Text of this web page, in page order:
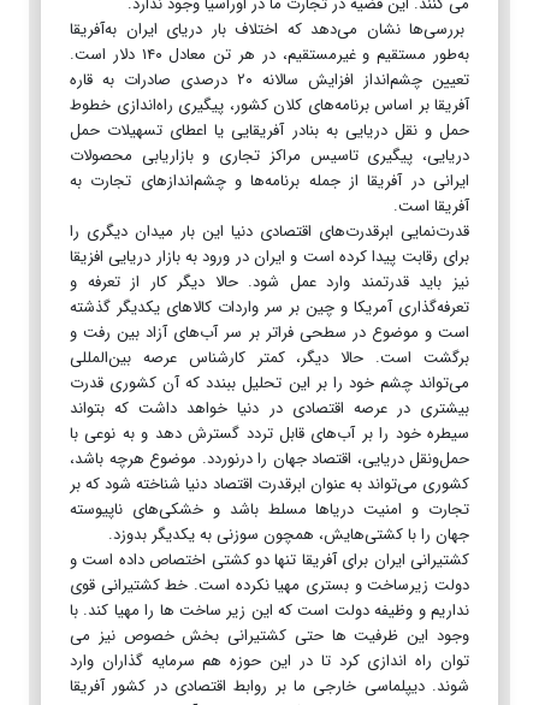
بررسی‌ها نشان می‌دهد که اختلاف بار دریای ایران به‌آفریقا
به‌طور مستقیم و غیرمستقیم، در هر تن معادل ۱۴۰ دلار است.
تعیین چشم‌انداز افزایش سالانه ۲۰ درصدی صادرات به قاره
آفریقا بر اساس برنامه‌های کلان کشور، پیگیری راه‌اندازی خطوط
حمل و نقل دریایی به بنادر آفریقایی یا اعطای تسهیلات حمل
دریایی، پیگیری تاسیس مراکز تجاری و بازاریابی محصولات
ایرانی در آفریقا از جمله برنامه‌ها و چشم‌اندازهای تجارت به
آفریقا است.
قدرت‌نمایی ابرقدرت‌های اقتصادی دنیا این بار میدان دیگری را
برای رقابت پیدا کرده است و ایران در ورود به بازار دریایی افزیقا
نیز باید قدرتمند وارد عمل شود. حالا دیگر کار از تعرفه و
تعرفه‌گذاری آمریکا و چین بر سر واردات کالاهای یکدیگر گذشته
است و موضوع در سطحی فراتر بر سر آب‌های آزاد بین رفت و
برگشت است. حالا دیگر، کمتر کارشناس عرصه بین‌المللی
می‌تواند چشم خود را بر این تحلیل ببندد که آن کشوری قدرت
بیشتری در عرصه اقتصادی در دنیا خواهد داشت که بتواند
سیطره خود را بر آب‌های قابل تردد گسترش دهد و به نوعی با
حمل‌و‌نقل دریایی، اقتصاد جهان را درنوردد. موضوع هرچه باشد،
کشوری می‌تواند به عنوان ابرقدرت اقتصاد دنیا شناخته شود که بر
تجارت و امنیت دریاها مسلط باشد و خشکی‌های ناپیوسته
جهان را با کشتی‌هایش، همچون سوزنی به یکدیگر بدوزد.
کشتیرانی ایران برای آفریقا تنها دو کشتی اختصاص داده است و
دولت زیرساخت و بستری مهیا نکرده است. خط کشتیرانی قوی
نداریم و وظیفه دولت است که این زیر ساخت ها را مهیا کند. با
وجود این ظرفیت ها حتی کشتیرانی بخش خصوص نیز می
توان راه اندازی کرد تا در این حوزه هم سرمایه گذاران وارد
شوند. دیپلماسی خارجی ما بر روابط اقتصادی در کشور آفریقا